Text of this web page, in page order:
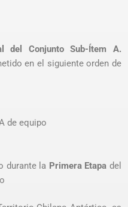
del Conjunto Sub-Ítem A.
en el siguiente orden de
de equipo
durante la Primera Etapa del